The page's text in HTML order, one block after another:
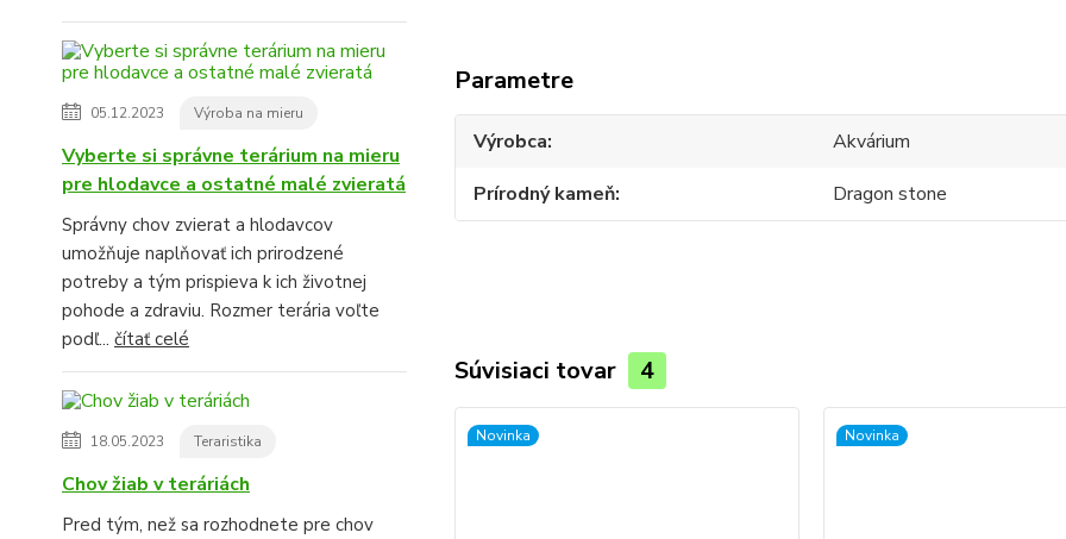
05.12.2023 Výroba na mieru
Vyberte si správne terárium na mieru
pre hlodavce a ostatné malé zvieratá
Správny chov zvierat a hlodavcov
umožňuje naplňovať ich prirodzené
potreby a tým prispieva k ich životnej
pohode a zdraviu. Rozmer terária voľte
podľ... čítať celé
18.05.2023 Teraristika
Chov žiab v teráriách
Pred tým, než sa rozhodnete pre chov
Parametre
Výrobca
Akvárium
Prírodný kameň
Dragon stone
Súvisiaci tovar 4
Novinka Novinka